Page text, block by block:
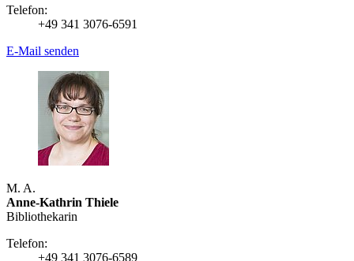
Telefon:
+49 341 3076-6591
E-Mail senden
M. A.
Anne-Kathrin Thiele
Bibliothekarin
Telefon:
+49 341 3076-6589